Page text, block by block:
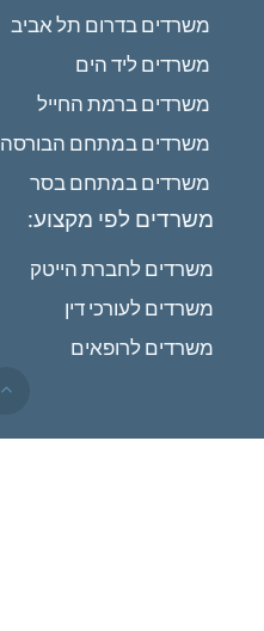
משרדים בדרום תל אביב
משרדים ליד הים
משרדים ברמת החייל
משרדים במתחם הבורסה
משרדים במתחם בסר
משרדים לפי מקצוע:
משרדים לחברת הייטק
משרדים לעורכי דין
משרדים לרופאים